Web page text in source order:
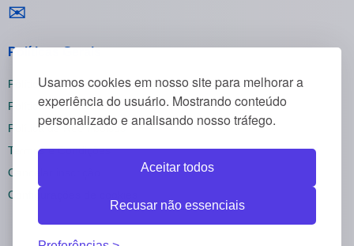
Usamos cookies em nosso site para melhorar a
experiência do usuário. Mostrando conteúdo
personalizado e analisando nosso tráfego.
Aceitar todos
Recusar não essenciais
✉
Políticas Gerais
Política de Privacidade
Política de Cookies
Política de Reembolsos
Termos e Condições
Cancelar inscrição
Configurações de cookies